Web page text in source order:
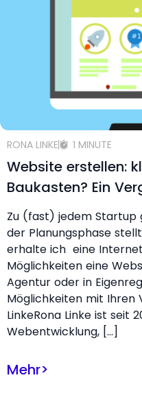
RONA LINKE 1 MINUTE
Website erstellen:
Baukasten? Ein
Zu (fast) jedem Startup
der Planungsphase
erhalte ich eine
Möglichkeiten eine
Agentur oder in
Möglichkeiten mit Ihren
LinkeRona Linke ist seit
Webentwicklung, […]
Mehr>